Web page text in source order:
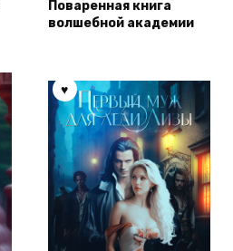
Поваренная книга
волшебной академии